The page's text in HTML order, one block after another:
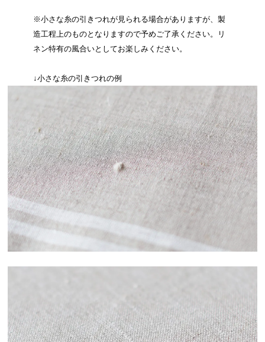
※小さな糸の引きつれが見られる場合がありますが、製
造工程上のものとなりますので予めご了承ください。リ
ネン特有の風合いとしてお楽しみください。
↓小さな糸の引きつれの例